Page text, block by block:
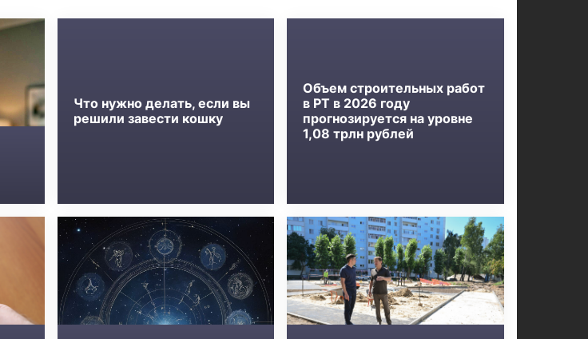
Что нужно делать, если вы
решили завести кошку
Объем строительных работ
в РТ в 2026 году
прогнозируется на уровне
1,08 трлн рублей